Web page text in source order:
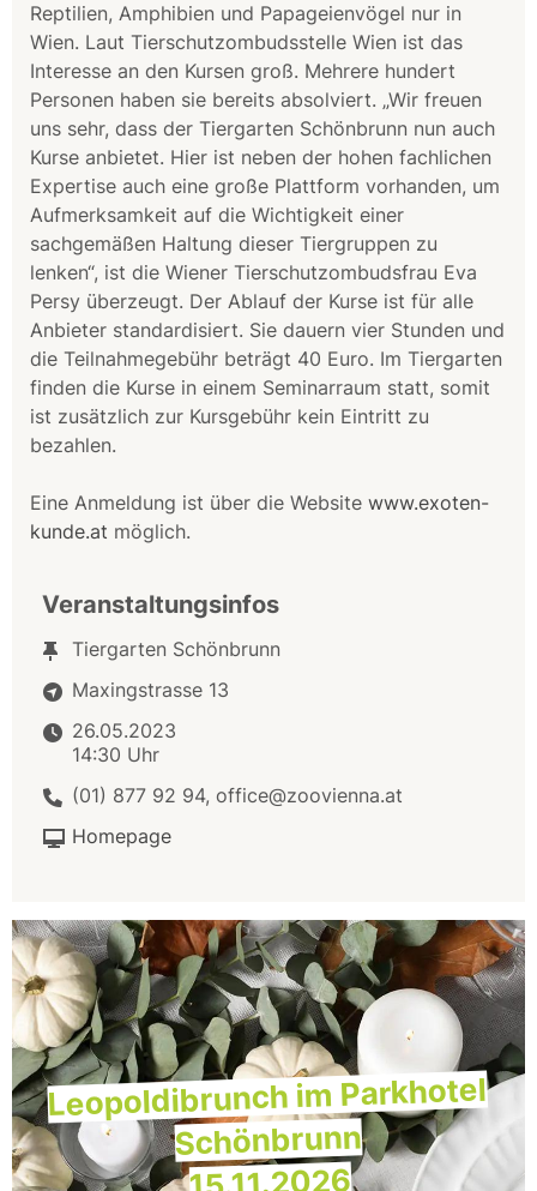
Reptilien, Amphibien und Papageienvögel nur in
Wien. Laut Tierschutzombudsstelle Wien ist das
Interesse an den Kursen groß. Mehrere hundert
Personen haben sie bereits absolviert. „Wir freuen
uns sehr, dass der Tiergarten Schönbrunn nun auch
Kurse anbietet. Hier ist neben der hohen fachlichen
Expertise auch eine große Plattform vorhanden, um
Aufmerksamkeit auf die Wichtigkeit einer
sachgemäßen Haltung dieser Tiergruppen zu
lenken“, ist die Wiener Tierschutzombudsfrau Eva
Persy überzeugt. Der Ablauf der Kurse ist für alle
Anbieter standardisiert. Sie dauern vier Stunden und
die Teilnahmegebühr beträgt 40 Euro. Im Tiergarten
finden die Kurse in einem Seminarraum statt, somit
ist zusätzlich zur Kursgebühr kein Eintritt zu
bezahlen.
Eine Anmeldung ist über die Website www.exoten-
kunde.at möglich.
Veranstaltungsinfos
Tiergarten Schönbrunn
Maxingstrasse 13
26.05.2023
14:30 Uhr
(01) 877 92 94, office@zoovienna.at
Homepage
Leopoldibrunch im Parkhotel
Schönbrunn